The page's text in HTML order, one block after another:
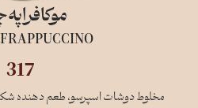
317
مخلوط دوشات اسپرسو، طعم دهنده